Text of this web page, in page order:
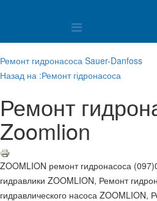
Ремонт гидронасоса Sauer-Danfoss
Назад на :Ремонт гідронасоса
Ремонт
Zoomlion
ZOOMLION ремонт гидронасоса
гидравлики ZOOMLION, Ремонт
гидравлического насоса ZOOMLION,